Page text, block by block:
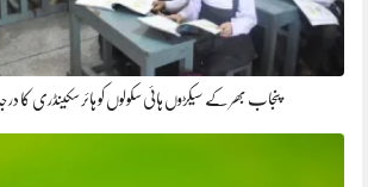
پنجاب بھر کے سیکڑوں ہائی سکولوں کو ہائر سکینڈری کا